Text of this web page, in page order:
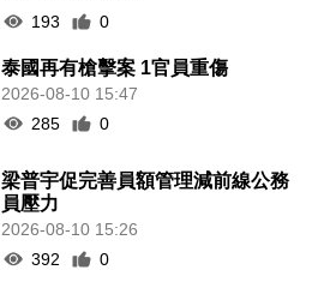
193
0
泰國再有槍擊案 1官員重傷
2026-08-10 15:47
285
0
梁普宇促完善員額管理減前線公務
員壓力
2026-08-10 15:26
392
0